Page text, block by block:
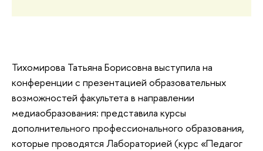
Тихомирова Татьяна Борисовна выступила на
конференции с презентацией образовательных
возможностей факультета в направлении
медиаобразования: представила курсы
дополнительного профессионального образования,
которые проводятся Лабораторией (курс «Педагог